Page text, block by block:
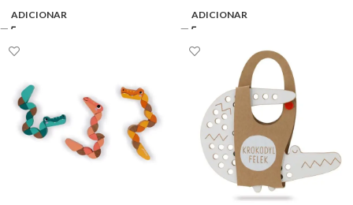
ADICIONAR ADICIONAR